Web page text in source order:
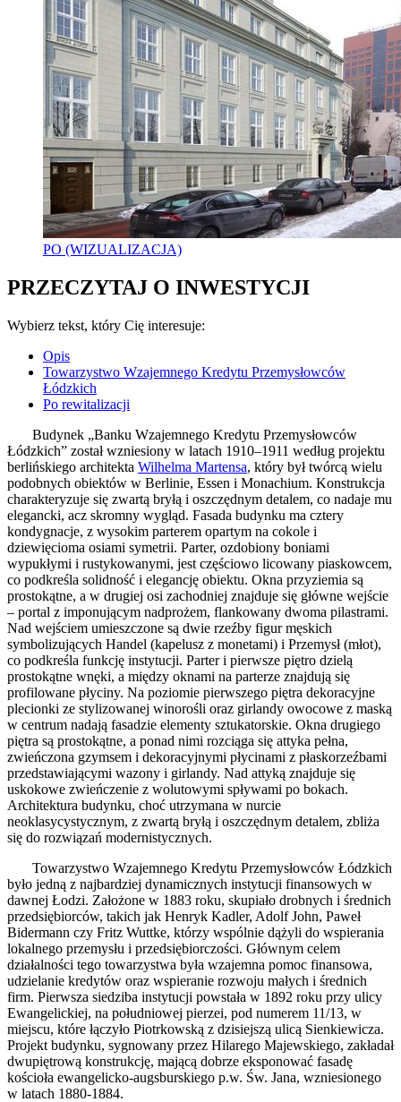
PO (WIZUALIZACJA)
PRZECZYTAJ O INWESTYCJI
Wybierz tekst, który Cię interesuje:
Opis
Towarzystwo Wzajemnego Kredytu Przemysłowców
Łódzkich
Po rewitalizacji
Budynek „Banku Wzajemnego Kredytu Przemysłowców
Łódzkich” został wzniesiony w latach 1910–1911 według projektu
berlińskiego architekta Wilhelma Martensa, który był twórcą wielu
podobnych obiektów w Berlinie, Essen i Monachium. Konstrukcja
charakteryzuje się zwartą bryłą i oszczędnym detalem, co nadaje mu
elegancki, acz skromny wygląd. Fasada budynku ma cztery
kondygnacje, z wysokim parterem opartym na cokole i
dziewięcioma osiami symetrii. Parter, ozdobiony boniami
wypukłymi i rustykowanymi, jest częściowo licowany piaskowcem,
co podkreśla solidność i elegancję obiektu. Okna przyziemia są
prostokątne, a w drugiej osi zachodniej znajduje się główne wejście
– portal z imponującym nadprożem, flankowany dwoma pilastrami.
Nad wejściem umieszczone są dwie rzeźby figur męskich
symbolizujących Handel (kapelusz z monetami) i Przemysł (młot),
co podkreśla funkcję instytucji. Parter i pierwsze piętro dzielą
prostokątne wnęki, a między oknami na parterze znajdują się
profilowane płyciny. Na poziomie pierwszego piętra dekoracyjne
plecionki ze stylizowanej winorośli oraz girlandy owocowe z maską
w centrum nadają fasadzie elementy sztukatorskie. Okna drugiego
piętra są prostokątne, a ponad nimi rozciąga się attyka pełna,
zwieńczona gzymsem i dekoracyjnymi płycinami z płaskorzeźbami
przedstawiającymi wazony i girlandy. Nad attyką znajduje się
uskokowe zwieńczenie z wolutowymi spływami po bokach.
Architektura budynku, choć utrzymana w nurcie
neoklasycystycznym, z zwartą bryłą i oszczędnym detalem, zbliża
się do rozwiązań modernistycznych.
Towarzystwo Wzajemnego Kredytu Przemysłowców Łódzkich
było jedną z najbardziej dynamicznych instytucji finansowych w
dawnej Łodzi. Założone w 1883 roku, skupiało drobnych i średnich
przedsiębiorców, takich jak Henryk Kadler, Adolf John, Paweł
Bidermann czy Fritz Wuttke, którzy wspólnie dążyli do wspierania
lokalnego przemysłu i przedsiębiorczości. Głównym celem
działalności tego towarzystwa była wzajemna pomoc finansowa,
udzielanie kredytów oraz wspieranie rozwoju małych i średnich
firm. Pierwsza siedziba instytucji powstała w 1892 roku przy ulicy
Ewangelickiej, na południowej pierzei, pod numerem 11/13, w
miejscu, które łączyło Piotrkowską z dzisiejszą ulicą Sienkiewicza.
Projekt budynku, sygnowany przez Hilarego Majewskiego, zakładał
dwupiętrową konstrukcję, mającą dobrze eksponować fasadę
kościoła ewangelicko-augsburskiego p.w. Św. Jana, wzniesionego
w latach 1880-1884.